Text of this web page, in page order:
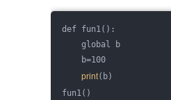
def fun1():
global b
b=100
print(b)
fun1()